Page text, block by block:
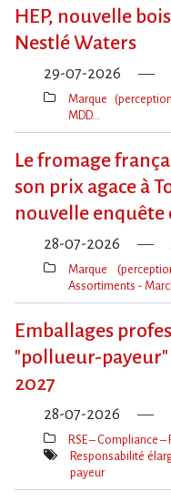
HEP, nouvelle
Nestlé Waters
29-07-2026
Thèmes(s)
Marque
MDD…
Le fromage
son prix agace à
nouvelle enquête
28-07-2026
Thèmes(s)
Marque
Assortiments -
Emballages
"pollueur-payeur"
2027
28-07-2026
Thèmes(s)
RSE – Compliance –
Mot(s)-
Responsabilité
payeur